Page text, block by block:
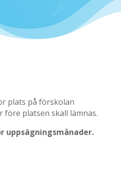
plats på förskolan
före platsen skall lämnas.